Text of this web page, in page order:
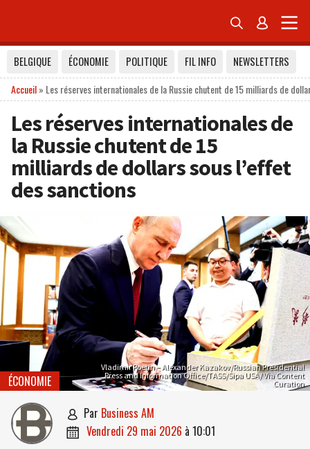
 
BELGIQUE ÉCONOMIE POLITIQUE FIL INFO
NEWSLETTERS
Accueil» Les réserves internationales de la Russie chutent de 15 milliards de
Les réserves internationales de
la Russie chutent de 15
milliards de dollars sous l’effet
des sanctions
Vladimir Poetin – Alexander Kazakov/Russian Presidential
Press and Information Office/TASS/Sipa USA/ Via Content
Curation
ÉCONOMIE
 par Business AM
 vendredi 29 mai 2026 à 10:01